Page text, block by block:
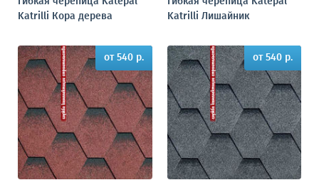
Katrilli Кора дерева
Katrilli Лишайник
от 540 р. от 540 р.